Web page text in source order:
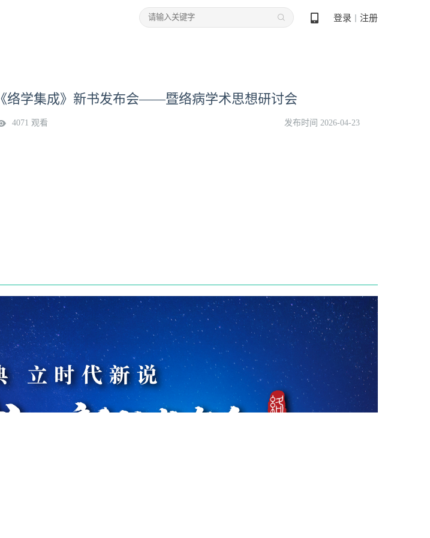
登录 注册
《络学集成》新书发布会——暨络病学术思想研讨会
4071 观看 发布时间 2026-04-23